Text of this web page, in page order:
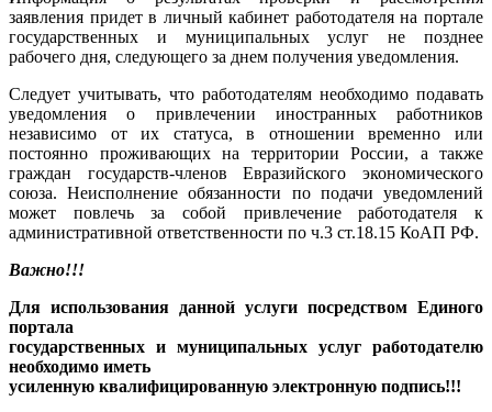
заявления придет в личный кабинет работодателя на портале
государственных и муниципальных услуг не позднее
рабочего дня, следующего за днем получения уведомления.
Следует учитывать, что работодателям необходимо подавать
уведомления о привлечении иностранных работников
независимо от их статуса, в отношении временно или
постоянно проживающих на территории России, а также
граждан государств-членов Евразийского экономического
союза. Неисполнение обязанности по подачи уведомлений
может повлечь за собой привлечение работодателя к
административной ответственности по ч.3 ст.18.15 КоАП РФ.
Важно!!!
Для использования данной услуги посредством Единого
портала
государственных и муниципальных услуг работодателю
необходимо иметь
усиленную квалифицированную электронную подпись!!!